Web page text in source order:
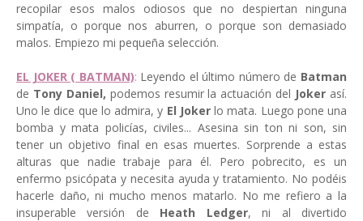
recopilar esos malos odiosos que no despiertan ninguna
simpatía, o porque nos aburren, o porque son demasiado
malos. Empiezo mi pequeña selección.
EL JOKER ( BATMAN): Leyendo el último número de Batman
de Tony Daniel, podemos resumir la actuación del Joker así.
Uno le dice que lo admira, y El Jokerlo mata. Luego pone una
bomba y mata policías, civiles... Asesina sin ton ni son, sin
tener un objetivo final en esas muertes. Sorprende a estas
alturas que nadie trabaje para él. Pero pobrecito, es un
enfermo psicópata y necesita ayuda y tratamiento. No podéis
hacerle daño, ni mucho menos matarlo. No me refiero a la
insuperable versión de Heath Ledger, ni al divertido